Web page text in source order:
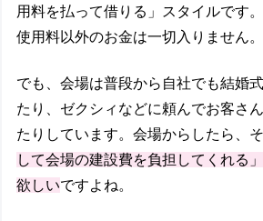
用料を払って借りる」スタイルです
使用料以外のお金は一切入りません。
でも、会場は普段から自社でも結婚
たり、ゼクシィなどに頼んでお客さ
たりしています。会場からしたら、
して会場の建設費を負担してくれる
欲しいですよね。